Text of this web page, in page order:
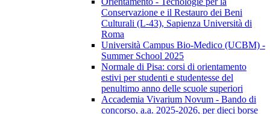
Conservazione e il Restauro dei Beni
Culturali (L-43), Sapienza Università di
Roma
Università Campus Bio-Medico (UCBM) -
Summer School 2025
Normale di Pisa: corsi di orientamento
estivi per studenti e studentesse del
penultimo anno delle scuole superiori
Accademia Vivarium Novum - Bando di
concorso, a.a. 2025-2026, per dieci borse